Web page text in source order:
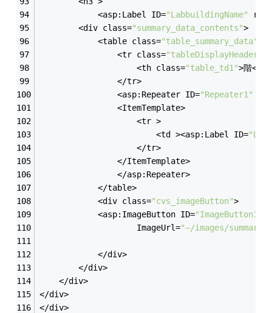
            <asp:Label ID=
"LabbuildingName"
		<div class=
"summary_data_contents">
			<table class=
"table_summary_data"
				<tr class=
"tableDisplayHeader"
					<th class=
"table_td1">階</
				</tr>
                <asp:Repeater ID=
"Repeater1"
                <ItemTemplate>
                    <tr >
					    <td ><asp:Label ID=
				    </tr>
                </ItemTemplate>
                </asp:Repeater>
			</table>
			<div class=
"cvs_imageButton">
			<asp:ImageButton ID=
"ImageButton1"
                    ImageUrl=
"~/images/
			</div>
		</div>
	</div>
</div>
</div>